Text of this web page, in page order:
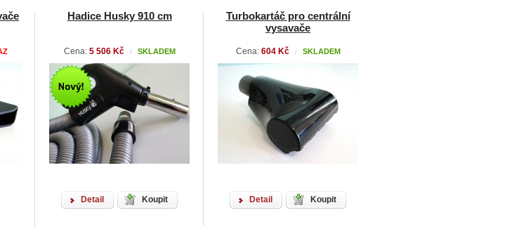
Hadice Husky 910 cm
Cena: 5 506 Kč / SKLADEM
Detail Koupit
Turbokartáč pro centrální
vysavače
Cena: 604 Kč / SKLADEM
Detail Koupit